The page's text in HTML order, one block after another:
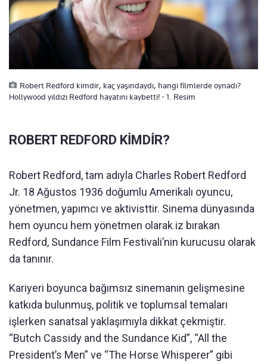
Robert Redford kimdir, kaç yaşındaydı, hangi filmlerde oynadı?
Hollywood yıldızı Redford hayatını kaybetti! - 1. Resim
ROBERT REDFORD KİMDİR?
Robert Redford, tam adıyla Charles Robert Redford
Jr. 18 Ağustos 1936 doğumlu Amerikalı oyuncu,
yönetmen, yapımcı ve aktivisttir. Sinema dünyasında
hem oyuncu hem yönetmen olarak iz bırakan
Redford, Sundance Film Festivali’nin kurucusu olarak
da tanınır.
Kariyeri boyunca bağımsız sinemanın gelişmesine
katkıda bulunmuş, politik ve toplumsal temaları
işlerken sanatsal yaklaşımıyla dikkat çekmiştir.
“Butch Cassidy and the Sundance Kid”, “All the
President’s Men” ve “The Horse Whisperer” gibi